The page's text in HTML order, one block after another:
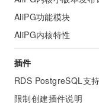
AliPG功能模块
AliPG内核特性
插件
RDS PostgreSQL支
限制创建插件说明
安全
中间件
数据库
大数据计算
网络
可观测
上云与迁云
企业出海